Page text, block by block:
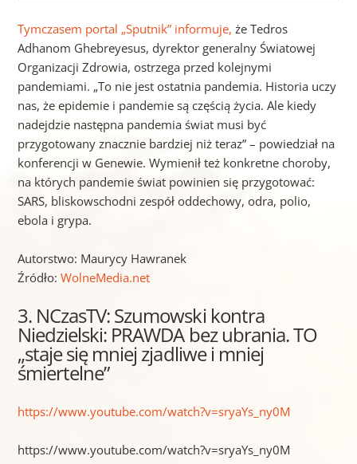
Tymczasem portal „Sputnik” informuje, że Tedros
Adhanom Ghebreyesus, dyrektor generalny Światowej
Organizacji Zdrowia, ostrzega przed kolejnymi
pandemiami. „To nie jest ostatnia pandemia. Historia uczy
nas, że epidemie i pandemie są częścią życia. Ale kiedy
nadejdzie następna pandemia świat musi być
przygotowany znacznie bardziej niż teraz” – powiedział na
konferencji w Genewie. Wymienił też konkretne choroby,
na których pandemie świat powinien się przygotować:
SARS, bliskowschodni zespół oddechowy, odra, polio,
ebola i grypa.
Autorstwo: Maurycy Hawranek
Źródło: WolneMedia.net
3. NCzasTV: Szumowski kontra
Niedzielski: PRAWDA bez ubrania. TO
„staje się mniej zjadliwe i mniej
śmiertelne”
https://www.youtube.com/watch?v=sryaYs_ny0M
https://www.youtube.com/watch?v=sryaYs_ny0M